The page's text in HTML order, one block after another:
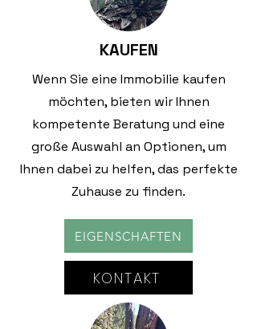
KAUFEN
Wenn Sie eine Immobilie kaufen
möchten, bieten wir Ihnen
kompetente Beratung und eine
große Auswahl an Optionen, um
Ihnen dabei zu helfen, das perfekte
Zuhause zu finden.
EIGENSCHAFTEN
KONTAKT